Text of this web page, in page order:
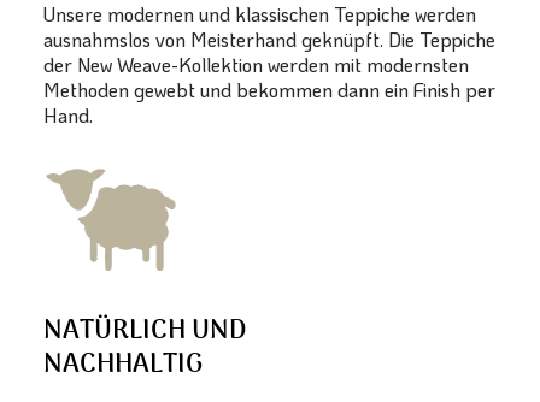
Unsere modernen und klassischen Teppiche werden
ausnahmslos von Meisterhand geknüpft. Die Teppiche
der New Weave-Kollektion werden mit modernsten
Methoden gewebt und bekommen dann ein Finish per
Hand.
NATÜRLICH UND
NACHHALTIG